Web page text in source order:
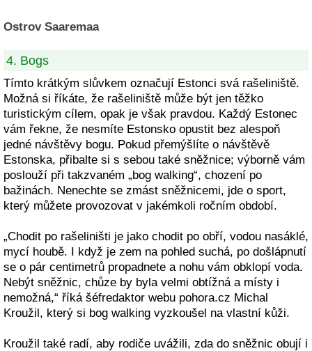
Ostrov Saaremaa
4. Bogs
Tímto krátkým slůvkem označují Estonci svá rašeliniště.
Možná si říkáte, že rašeliniště může být jen těžko
turistickým cílem, opak je však pravdou. Každý Estonec
vám řekne, že nesmíte Estonsko opustit bez alespoň
jedné návštěvy bogu. Pokud přemýšlíte o návštěvě
Estonska, přibalte si s sebou také sněžnice; výborně vám
poslouží při takzvaném „bog walking“, chození po
bažinách. Nenechte se zmást sněžnicemi, jde o sport,
který můžete provozovat v jakémkoli ročním období.
„Chodit po rašeliništi je jako chodit po obří, vodou nasáklé,
mycí houbě. I když je zem na pohled suchá, po došlápnutí
se o pár centimetrů propadnete a nohu vám obklopí voda.
Nebýt sněžnic, chůze by byla velmi obtížná a místy i
nemožná,“ říká šéfredaktor webu pohora.cz Michal
Kroužil, který si bog walking vyzkoušel na vlastní kůži.
Kroužil také radí, aby rodiče uvážili, zda do sněžnic obují i